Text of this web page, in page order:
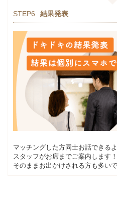
STEP6 結果発表
マッチングした方同士お話できる
スタッフがお席までご案内します！
そのままお出かけされる方も多い